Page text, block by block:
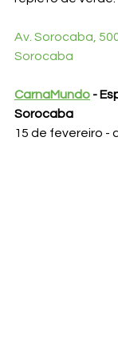
Av. Sorocaba,
Sorocaba
CarnaMundo -
Sorocaba
15 de fevereiro -